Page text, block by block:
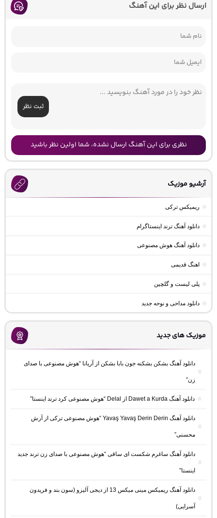
ارسال نظر برای این آهنگ
ثبت نظر
نظری برای این آهنگ ارسال نشده، شما اولین نظر باشید
آرشیو موزیک
ریمیکس ترکی
دانلود آهنگ ترند اینستاگرام
دانلود آهنگ هوش مصنوعی
اهنگ قدیمی
پلی لیست و گلچین
دانلود مداحی و نوحه جدید
موزیک های جدید
دانلود آهنگ بشکن بشکنه جون بابا بشکن از آریانا “هوش مصنوعی با صدای
زن”
دانلود آهنگ Dawet a Kurda از Delal “هوش مصنوعی کرد ترند اینستا”
دانلود آهنگ Yavaş Yavaş Derin Derin “هوش مصنوعی ترکی از آرش
محسنی”
دانلود آهنگ ساغرم شکست ای ساقی “هوش مصنوعی با صدای زن ترند جدید
اینستا”
دانلود آهنگ ریمیکس مینی میکس 13 از دیجی آلیزو (سون بند و فریدون
آسرایی)